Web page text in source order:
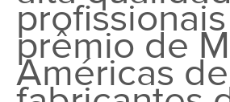
prêmio de
Américasde